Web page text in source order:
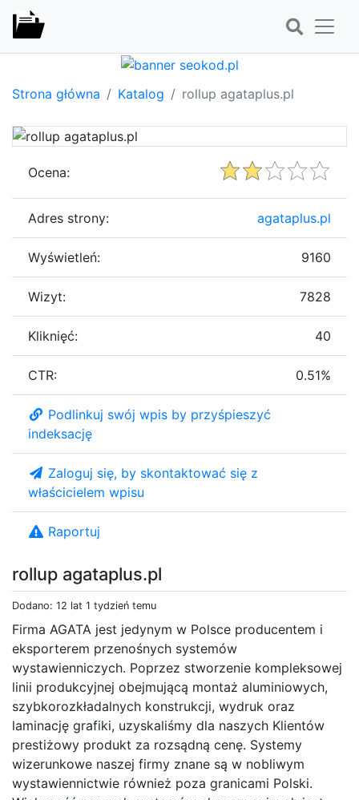
Strona główna Katalog rollup agataplus.pl
rollup agataplus.pl
Dodano: 12 lat 1 tydzień temu
Firma AGATA jest jedynym w Polsce producentem i
eksporterem przenośnych systemów
wystawienniczych. Poprzez stworzenie kompleksowej
linii produkcyjnej obejmującą montaż aluminiowych,
szybkorozkładalnych konstrukcji, wydruk oraz
laminację grafiki, uzyskaliśmy dla naszych Klientów
prestiżowy produkt za rozsądną cenę. Systemy
wizerunkowe naszej firmy znane są w nobliwym
wystawiennictwie również poza granicami Polski.
Ocena:
Adres strony: agataplus.pl
Wyświetleń: 9160
Wizyt: 7828
Kliknięć: 40
CTR: 0.51%
Podlinkuj swój wpis by przyśpieszyć
indeksację
Zaloguj się, by skontaktować się z
właścicielem wpisu
Raportuj